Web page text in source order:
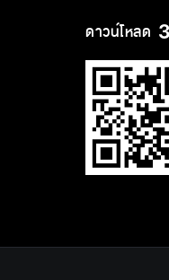
ดาวน์โหลด